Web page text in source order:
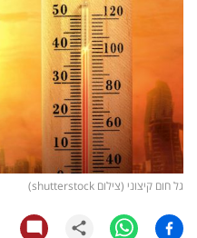
ומחקרים
רכילות
עסקית
קריפטו
ויראלי
גל חום קיצוני (צילום shutterstock)